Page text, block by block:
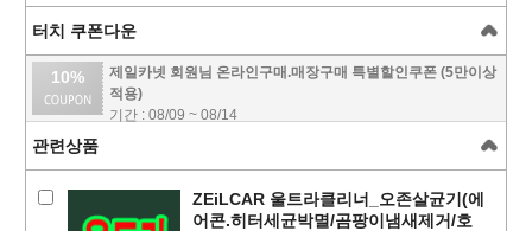
터치 쿠폰다운
10%
제일카넷 회원님 온라인구매.매장구매 특별할인쿠폰 (5만이상
적용)
기간 : 08/09 ~ 08/14
관련상품
ZEiLCAR 울트라클리너_오존살균기(에
어콘.히터세균박멸/곰팡이냄새제거/호